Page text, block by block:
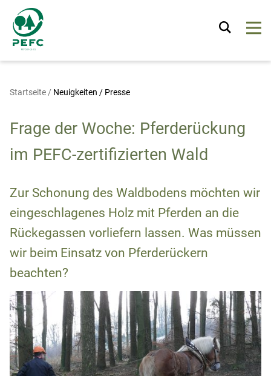
Startseite / Neuigkeiten / Presse
Frage der Woche: Pferderückung
im PEFC-zertifizierten Wald
Zur Schonung des Waldbodens möchten wir
eingeschlagenes Holz mit Pferden an die
Rückegassen vorliefern lassen. Was müssen
wir beim Einsatz von Pferderückern
beachten?